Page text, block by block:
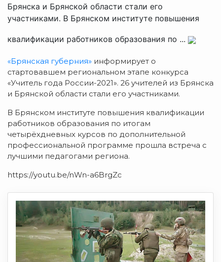
Брянска и Брянской области стали его
участниками. В Брянском институте повышения
квалификации работников образования по ...
«Брянская губерния» информирует о
стартовавшем региональном этапе конкурса
«Учитель года России-2021». 26 учителей из Брянска
и Брянской области стали его участниками.
В Брянском институте повышения квалификации
работников образования по итогам
четырёхдневных курсов по дополнительной
профессиональной программе прошла встреча с
лучшими педагогами региона.
https://youtu.be/nWn-a6BrgZc